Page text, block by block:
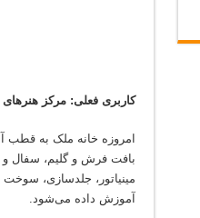
کاربری فعلی: مرکز
امروزه خانه ملک به قطب
بافت فرش و گلیم، سفال
مینیاتور، جلدسازی،
آموزش داده می‌شود.